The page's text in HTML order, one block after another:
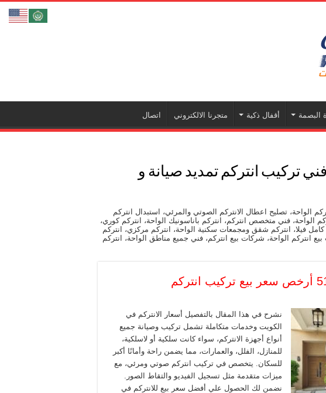
البصمة أقفال ذكية متجرنا الالكتروني اتصال
فني انتركم الواحة 51050078 فني تركيب انتركم تمديد صيانة و
الواحة، تصليح اعطال الانتركم الصوتي والمرئي، استبدال انتركم
الواحة، فني متخصص انتركم، انتركم باناسونيك الواحة، انتركم كوري،
فيلا، انتركم شقق ومجمعات سكنية الواحة، انتركم مركزي، انتركم
انتركم الواحة، شركات بيع انتركم، فني جميع مناطق الواحة، انتركم
نشرح في هذا المقال بالتفصيل أسعار الانتركم في
الكويت وخدمات متكاملة تشمل تركيب وصيانة جميع
أنواع أجهزة الانتركم، سواء كانت سلكية أو لاسلكية،
للمنازل، الفلل، والعمارات، مما يضمن راحة وأمانًا أكبر
للسكان. يتخصص في تركيب انتركم صوتي ومرئي، مع
ميزات متقدمة مثل تسجيل الفيديو والتقاط الصور.
نضمن لك الحصول علي أفضل سعر بيع للانتركم في